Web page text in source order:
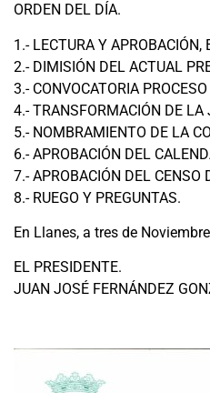
ORDEN DEL DÍA.
1.- LECTURA Y APROBACIÓN,
2.- DIMISIÓN DEL ACTUAL
3.- CONVOCATORIA
4.- TRANSFORMACIÓN DE LA
5.- NOMBRAMIENTO DE LA
6.- APROBACIÓN DEL
7.- APROBACIÓN DEL CENSO
8.- RUEGO Y PREGUNTAS.
En Llanes, a tres de
EL PRESIDENTE.
JUAN JOSÉ FERNÁNDEZ